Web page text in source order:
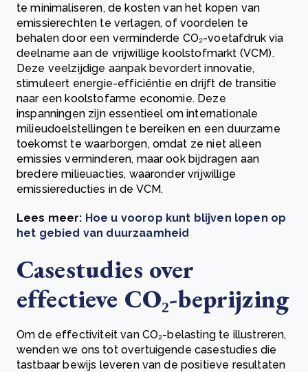
te minimaliseren, de kosten van het kopen van
emissierechten te verlagen, of voordelen te
behalen door een verminderde CO₂-voetafdruk via
deelname aan de vrijwillige koolstofmarkt (VCM).
Deze veelzijdige aanpak bevordert innovatie,
stimuleert energie-efficiëntie en drijft de transitie
naar een koolstofarme economie. Deze
inspanningen zijn essentieel om internationale
milieudoelstellingen te bereiken en een duurzame
toekomst te waarborgen, omdat ze niet alleen
emissies verminderen, maar ook bijdragen aan
bredere milieuacties, waaronder vrijwillige
emissiereducties in de VCM.
Lees meer: Hoe u voorop kunt blijven lopen op
het gebied van duurzaamheid
Casestudies over
effectieve CO₂-beprijzing
Om de effectiviteit van CO₂-belasting te illustreren,
wenden we ons tot overtuigende casestudies die
tastbaar bewijs leveren van de positieve resultaten